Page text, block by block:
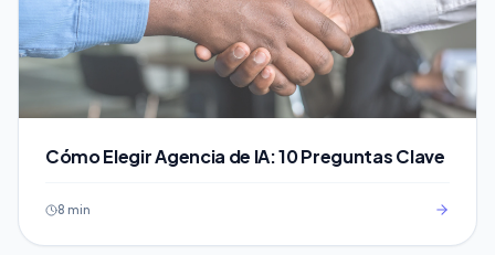
Cómo Elegir Agencia de IA: 10 Preguntas Clave
8 min